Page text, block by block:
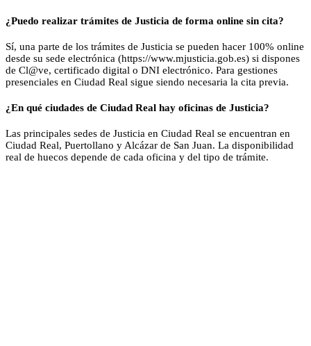
¿Puedo realizar trámites de Justicia de forma online sin cita?
Sí, una parte de los trámites de Justicia se pueden hacer 100% online
desde su sede electrónica (https://www.mjusticia.gob.es) si dispones
de Cl@ve, certificado digital o DNI electrónico. Para gestiones
presenciales en Ciudad Real sigue siendo necesaria la cita previa.
¿En qué ciudades de Ciudad Real hay oficinas de Justicia?
Las principales sedes de Justicia en Ciudad Real se encuentran en
Ciudad Real, Puertollano y Alcázar de San Juan. La disponibilidad
real de huecos depende de cada oficina y del tipo de trámite.